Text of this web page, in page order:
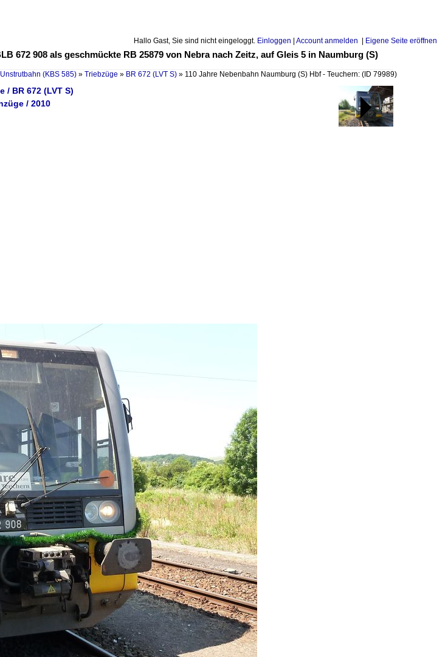
Hallo Gast, Sie sind nicht eingeloggt. Einloggen Account anmelden Eigene Seite eröffnen
672 908 als geschmückte RB 25879 von Nebra nach Zeitz, auf Gleis 5 in Naumburg (S)
(KBS 585) » Triebzüge » BR 672 (LVT S) » 110 Jahre Nebenbahn Naumburg (S) Hbf - Teuchern: (ID 79989)
/ BR 672 (LVT S)
/ 2010